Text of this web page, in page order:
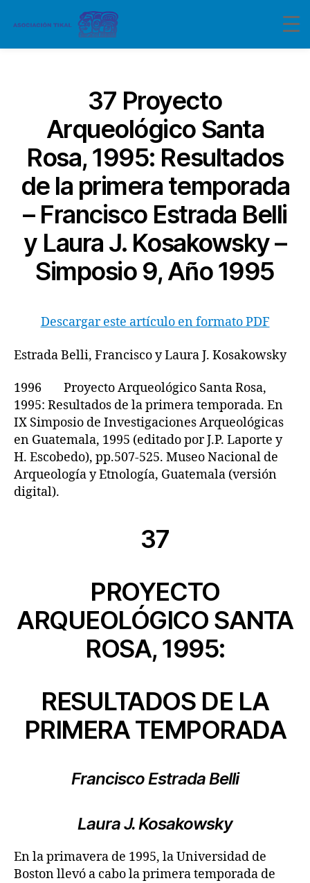
37 Proyecto
Arqueológico Santa
Rosa, 1995: Resultados
de la primera temporada
– Francisco Estrada Belli
y Laura J. Kosakowsky –
Simposio 9, Año 1995
Descargar este artículo en formato PDF
Estrada Belli, Francisco y Laura J. Kosakowsky
1996 Proyecto Arqueológico Santa Rosa,
1995: Resultados de la primera temporada. En
IX Simposio de Investigaciones Arqueológicas
en Guatemala, 1995 (editado por J.P. Laporte y
H. Escobedo), pp.507-525. Museo Nacional de
Arqueología y Etnología, Guatemala (versión
digital).
37
PROYECTO
ARQUEOLÓGICO SANTA
ROSA, 1995:
RESULTADOS DE LA
PRIMERA TEMPORADA
Francisco Estrada Belli
Laura J. Kosakowsky
En la primavera de 1995, la Universidad de
Boston llevó a cabo la primera temporada de